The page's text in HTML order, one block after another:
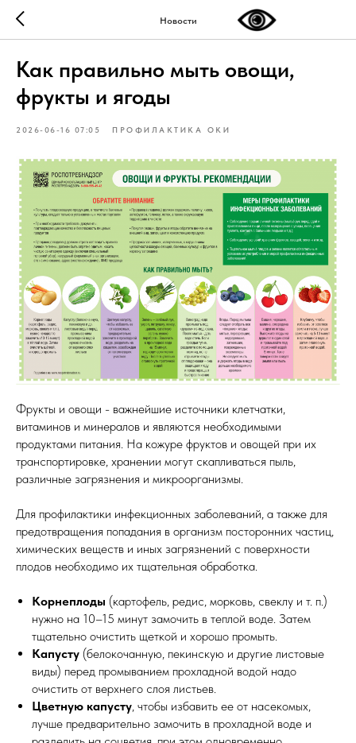
Новости
Как правильно мыть овощи,
фрукты и ягоды
2026-06-16 07:05 ПРОФИЛАКТИКА ОКИ
Фрукты и овощи - важнейшие источники клетчатки,
витаминов и минералов и являются необходимыми
продуктами питания. На кожуре фруктов и овощей при их
транспортировке, хранении могут скапливаться пыль,
различные загрязнения и микроорганизмы.
Для профилактики инфекционных заболеваний, а также для
предотвращения попадания в организм посторонних частиц,
химических веществ и иных загрязнений с поверхности
плодов необходимо их тщательная обработка.
Корнеплоды (картофель, редис, морковь, свеклу и т. п.)
нужно на 10–15 минут замочить в теплой воде. Затем
тщательно очистить щеткой и хорошо промыть.
Капусту (белокочанную, пекинскую и другие листовые
виды) перед промыванием прохладной водой надо
очистить от верхнего слоя листьев.
Цветную капусту, чтобы избавить ее от насекомых,
лучше предварительно замочить в прохладной воде и